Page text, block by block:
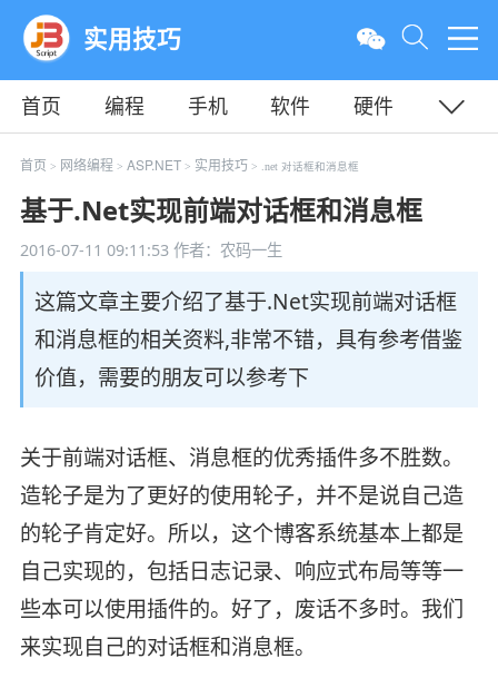
实用技巧
首页 编程 手机 软件
硬件
教程
平面 服务器
首页 > 网络编程 > ASP.NET > 实用技巧 > .net 对话框和消息框
基于.Net实现前端对话框和消息框
2016-07-11 09:11:53作者：农码一生
这篇文章主要介绍了基于.Net实现前端对话框
和消息框的相关资料,非常不错，具有参考借鉴
价值，需要的朋友可以参考下
关于前端对话框、消息框的优秀插件多不胜数。
造轮子是为了更好的使用轮子，并不是说自己造
的轮子肯定好。所以，这个博客系统基本上都是
自己实现的，包括日志记录、响应式布局等等一
些本可以使用插件的。好了，废话不多时。我们
来实现自己的对话框和消息框。